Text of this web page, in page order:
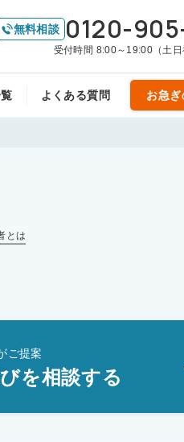
無料相談 0120-
受付時間 8:00～19:00（土日
よくある質問 お急
とは
ご提案
を相談する